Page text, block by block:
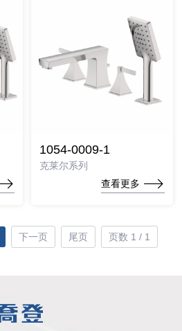
1054-0009-1
克莱尔系列
查看更多
下一页 尾页 页数 1 / 1